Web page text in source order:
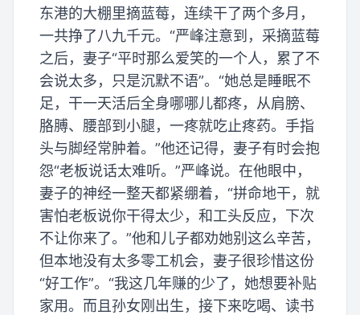
东港的大棚里摘蓝莓，连续干了两个多月，
一共挣了八九千元。“严峰注意到，采摘蓝莓
之后，妻子“平时那么爱笑的一个人，累了不
会说太多，只是沉默不语”。“她总是睡眠不
足，干一天活后全身哪哪儿都疼，从肩膀、
胳膊、腰部到小腿，一疼就吃止疼药。手指
头与脚经常肿着。”他还记得，妻子有时会抱
怨“老板说话太难听。”严峰说。在他眼中，
妻子的神经一整天都紧绷着，“拼命地干，就
害怕老板说你干得太少，和工头反应，下次
不让你来了。”他和儿子都劝她别这么辛苦，
但本地没有太多零工机会，妻子很珍惜这份
“好工作”。“我这几年赚的少了，她想要补贴
家用。而且孙女刚出生，接下来吃喝、读书